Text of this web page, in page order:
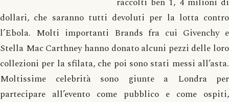
dollari, che saranno tutti devoluti per la lotta contro
l’Ebola. Molti importanti Brands fra cui Givenchy e
Stella Mac Carthney hanno donato alcuni pezzi delle loro
collezioni per la sfilata, che poi sono stati messi all’asta.
Moltissime celebrità sono giunte a Londra per
partecipare all’evento come pubblico e come ospiti,